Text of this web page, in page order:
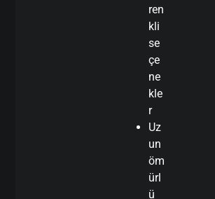
ren
kli
se
çe
ne
kle
r
Uz
un
öm
ürl
ü